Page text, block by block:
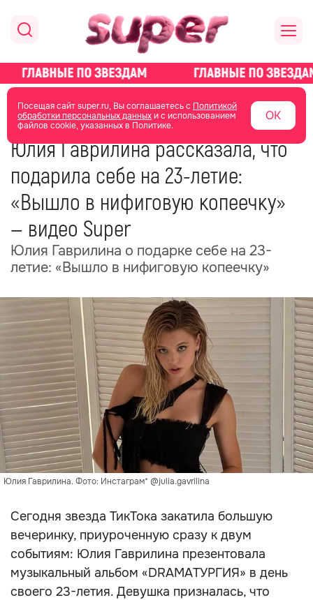
Посещая сайт super.ru, Вы соглашаетесь с Политикой
обработки персональных данныхи с использованием
файлов cookie, указанных в Политике.
ОК
главная новости о звездах новости
26 июня 2025 19:54
Юлия Гаврилина рассказала, что
подарила себе на 23-летие:
«Вышло в нифиговую копеечку»
— видео Super
Юлия Гаврилина о подарке себе на 23-
летие: «Вышло в нифиговую копеечку»
Юлия Гаврилина. Фото: Инстаграм* @julia.gavrilina
Сегодня звезда ТикТока закатила большую
вечеринку, приуроченную сразу к двум
событиям: Юлия Гаврилина презентовала
музыкальный альбом «DRAMAТУРГИЯ» в день
своего 23-летия. Девушка призналась, что